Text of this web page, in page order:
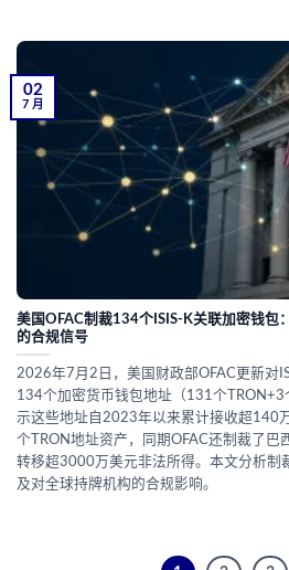
美国OFAC制裁134个ISIS-K关联加密钱包
的合规信号
2026年7月2日，美国财政部OFAC更新对
134个加密货币钱包地址（131个TRON+3
示这些地址自2023年以来累计接收超140
个TRON地址资产，同期OFAC还制裁了巴
转移超3000万美元非法所得。本文分析制
及对全球持牌机构的合规影响。
02
7 月